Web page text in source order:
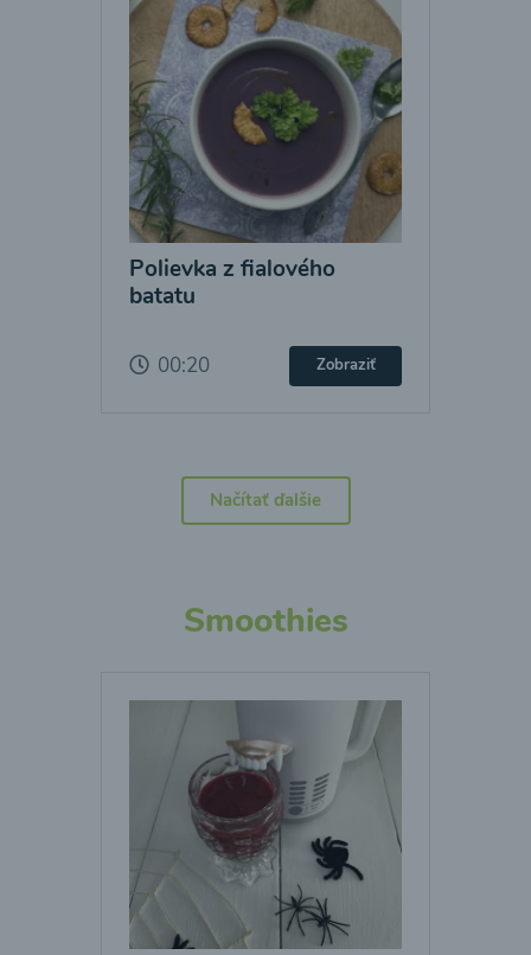
Polievka z fialového
batatu
00:20 Zobraziť
Načítať ďalšie
Smoothies